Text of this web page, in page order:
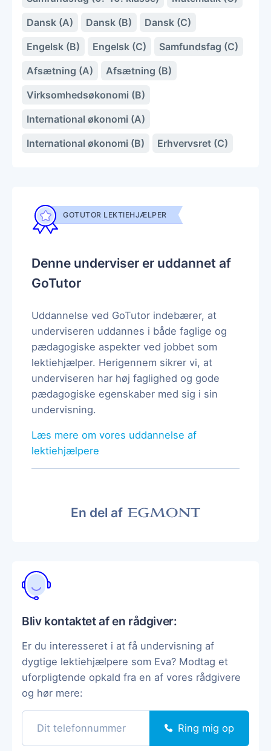
Dansk (A)
Dansk (B)
Dansk (C)
Engelsk (B)
Engelsk (C)
Samfundsfag (C)
Afsætning (A)
Afsætning (B)
Virksomhedsøkonomi (B)
International økonomi (A)
International økonomi (B)
Erhvervsret (C)
GOTUTOR LEKTIEHJÆLPER
Denne underviser er uddannet af
GoTutor
Uddannelse ved GoTutor indebærer, at
underviseren uddannes i både faglige og
pædagogiske aspekter ved jobbet som
lektiehjælper. Herigennem sikrer vi, at
underviseren har høj faglighed og gode
pædagogiske egenskaber med sig i sin
undervisning.
Læs mere om vores uddannelse af
lektiehjælpere
En del af
Bliv kontaktet af en rådgiver:
Er du interesseret i at få undervisning af
dygtige lektiehjælpere som Eva? Modtag et
uforpligtende opkald fra en af vores rådgivere
og hør mere:
Ring mig op